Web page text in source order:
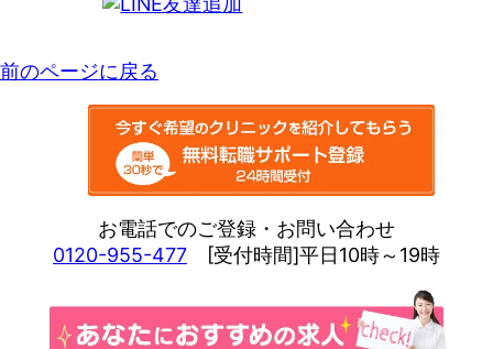
前のページに戻る
お電話でのご登録・お問い合わせ
0120-955-477 [受付時間]平日10時～19時